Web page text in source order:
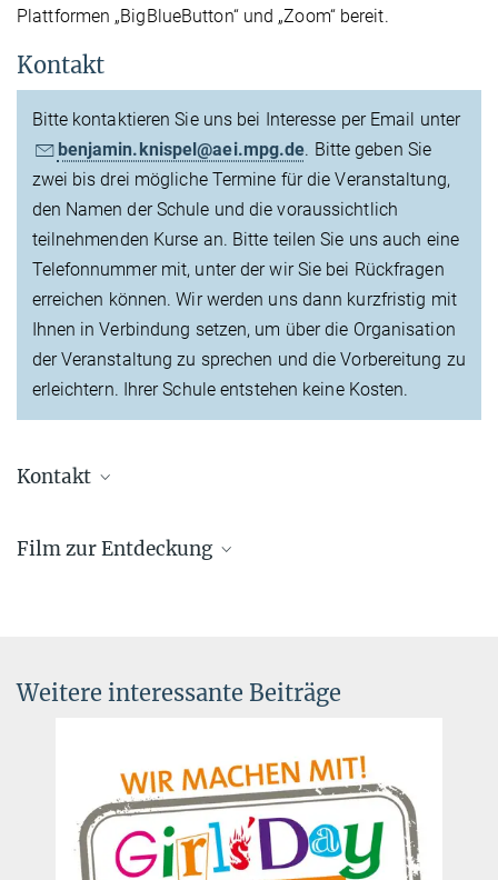
Plattformen „BigBlueButton“ und „Zoom“ bereit.
Kontakt
Bitte kontaktieren Sie uns bei Interesse per Email unter
benjamin.knispel@aei.mpg.de. Bitte geben Sie
zwei bis drei mögliche Termine für die Veranstaltung,
den Namen der Schule und die voraussichtlich
teilnehmenden Kurse an. Bitte teilen Sie uns auch eine
Telefonnummer mit, unter der wir Sie bei Rückfragen
erreichen können. Wir werden uns dann kurzfristig mit
Ihnen in Verbindung setzen, um über die Organisation
der Veranstaltung zu sprechen und die Vorbereitung zu
erleichtern. Ihrer Schule entstehen keine Kosten.
Kontakt
Pressereferent AEI Hannover
Film zur Entdeckung
Sie finden dieses Video auf YouTube. Mit Klick auf das Bild
Weitere interessante Beiträge